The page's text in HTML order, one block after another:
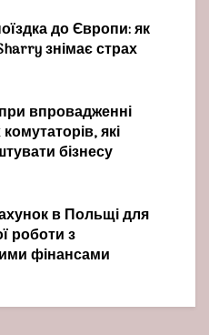
до Європи: як
знімає страх
впровадженні
які
бізнесу
в Польщі для
роботи з
фінансами